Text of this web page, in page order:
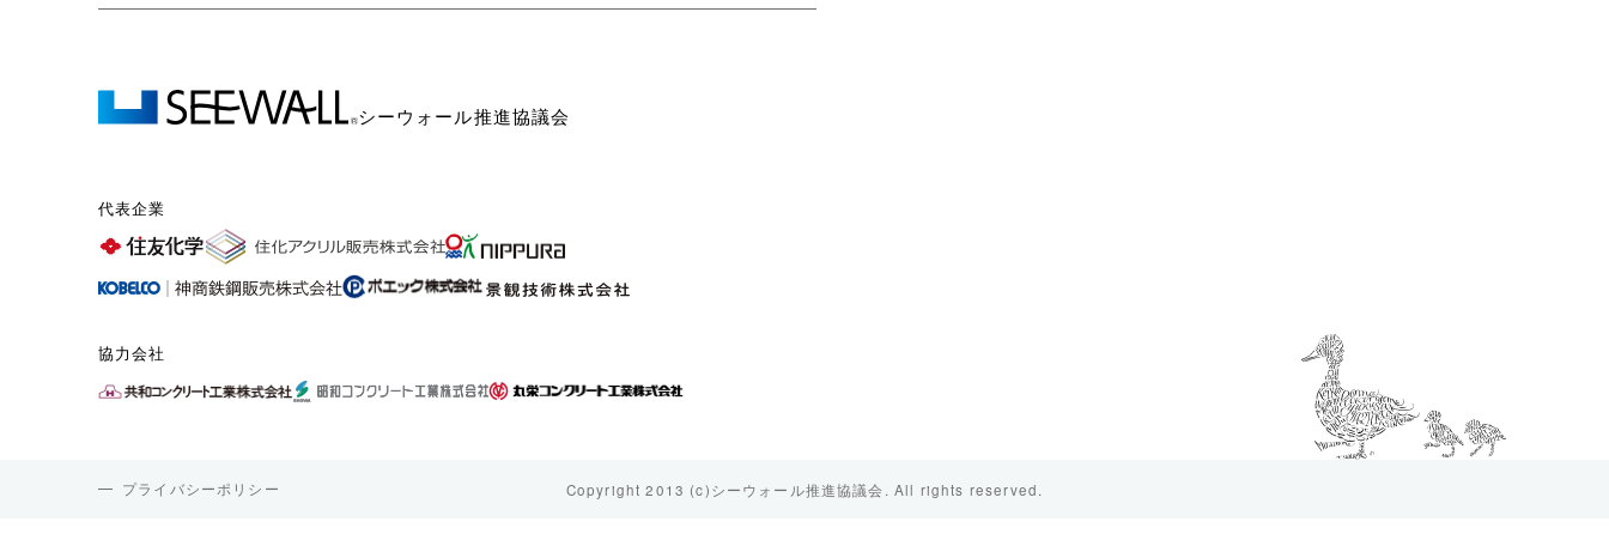
シーウォール推進協議会
代表企業
協力会社
プライバシーポリシー Copyright 2013 (c)シーウォール推進協議会. All rights reserved.